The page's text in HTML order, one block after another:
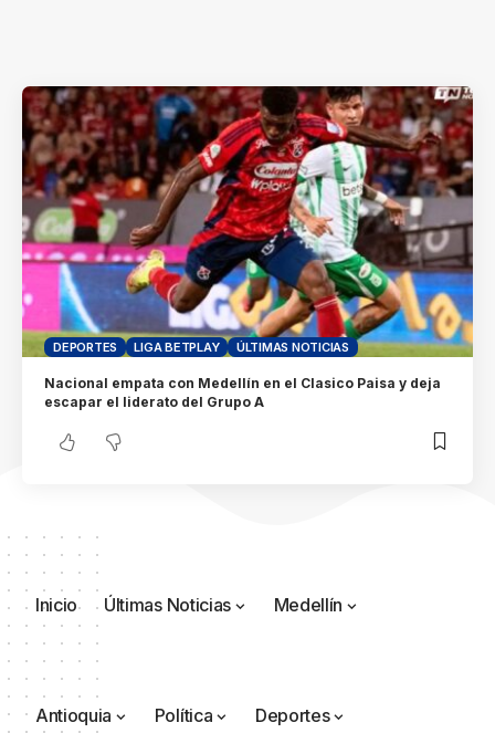
DEPORTES LIGA BETPLAY ÚLTIMAS NOTICIAS
Nacional empata con Medellín en el Clasico Paisa y deja
escapar el liderato del Grupo A
Inicio Últimas Noticias Medellín
Antioquia Política Deportes